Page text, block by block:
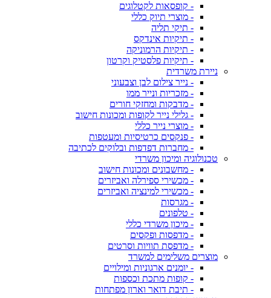
- קופסאות לקטלוגים
- מוצרי תיוק כללי
- תיקי תליה
- תיקיות אינדקס
- תיקיות הרמוניקה
- תיקיות פלסטיק וקרטון
ניירת משרדית
- נייר צילום לבן וצבעוני
- מזכריות ונייר ממו
- מדבקות ומחזקי חורים
- גלילי נייר לקופות ומכונות חישוב
- מוצרי נייר כללי
- פנקסים כרטיסיות ומעטפות
- מחברות דפדפות ובלוקים לכתיבה
טכנולוגיה ומיכון משרדי
- מחשבונים ומכונות חישוב
- מכשירי ספירלה ואביזרים
- מכשירי למינציה ואביזרים
- מגרסות
- טלפונים
- מיכון משרדי כללי
- מדפסות ופקסים
- מדפסת תוויות וסרטים
מוצרים משלימים למשרד
- יומנים ארגוניות ומילויים
- קופות מתכת וכספות
- תיבת דואר וארון מפתחות